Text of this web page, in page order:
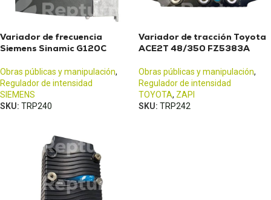
Variador de frecuencia
Siemens Sinamic G120C
Obras públicas y manipulación,
Regulador de intensidad
SIEMENS
SKU: TRP240
Variador de tracción Toyota
ACE2T 48/350 FZ5383A
Obras públicas y manipulación,
Regulador de intensidad
TOYOTA, ZAPI
SKU: TRP242